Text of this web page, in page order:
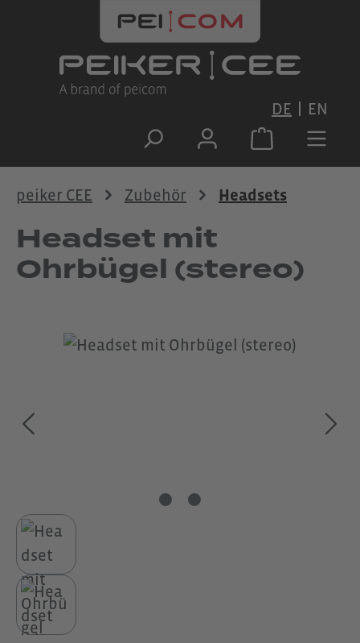
Zum Hauptinhalt springen
DE EN
peiker CEE Zubehör Headsets
Headset mit
Ohrbügel (stereo)
Bildergalerie überspringen